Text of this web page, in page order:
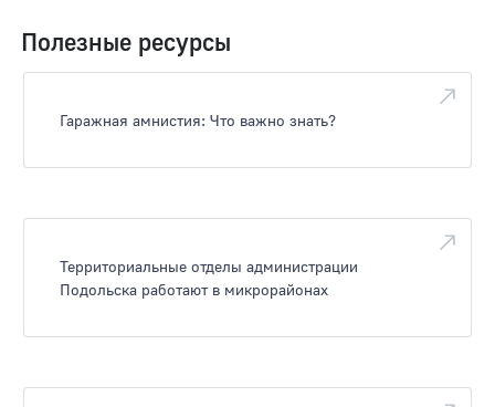
Полезные ресурсы
Гаражная амнистия: Что важно знать?
Территориальные отделы администрации
Подольска работают в микрорайонах